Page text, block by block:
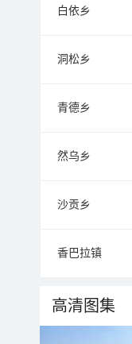
白依乡
洞松乡
青德乡
然乌乡
沙贡乡
香巴拉镇
高清图集